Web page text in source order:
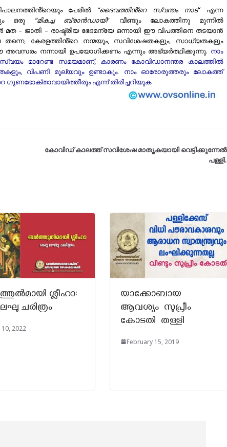
പേരിൽ “ദൈവത്തിൻ്റെ സ്വന്തം നാട്” എന്ന
ഒരു “മികച്ച ബ്രാൻഡായി” വീണ്ടും ലോകത്തിനു മുന്നിൽ
മത – ജാതി – രാഷ്ട്രീയ ഭേദമന്യേ ഒന്നായി ഈ വിപത്തിനെ തടയാൻ
തന്നെ, കേരളത്തിൻ്റെ നന്മയും, സവിശേഷതകളും, സാധ്യതകളും
നന്നായി ഉപയോഗിക്കണം എന്നും അഭ്യർത്ഥിക്കുന്നു. നാം
മാറേണ്ട സമയമാണ്, കാരണം കോവിഡാനന്തര കാലത്തിൽ
വിപണി മൂല്യവും ഉണ്ടാകും. നാം ഓരോരുത്തരും ലോകത്ത്
ഗുണഭോക്താവായിത്തീരും എന്ന് തിരിച്ചറിയുക.
കോവിഡ് കാലത്ത് സവിശേഷ മാതൃകയായി വെട്ടിക്കുന്നേൽ
പള്ളി.
ശ്ലീഹാ:
ചരിത്രം
10, 2022
യാക്കോബായ
ആവശ്യം സുപ്രീം
കോടതി തള്ളി
February 15, 2019